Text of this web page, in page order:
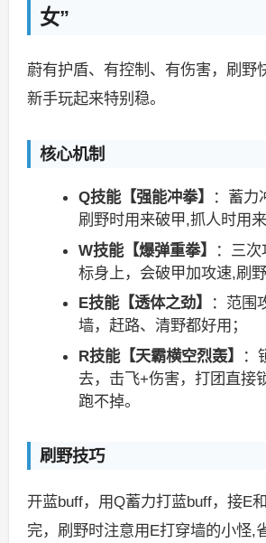
女”
蔚有护盾、有控制、有伤害，刷野
新手玩起来特别稳。
核心机制
Q技能【强能冲拳】
：蓄力
刷野时用来破甲,抓人时用来
W技能【爆弹重拳】
：三
标身上，会破甲加攻速,刷野
E技能【透体之劲】
：范围
墙，赶路、清野都好用；
R技能【天霸横空烈轰】
：
去，击飞+伤害，打团直接
跑不掉。
刷野技巧
开蓝buff，用Q蓄力打蓝buff，接E
完，刷野时注意用E打穿墙的小怪,